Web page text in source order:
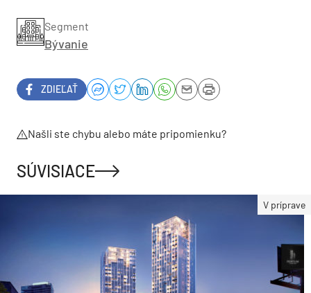
Segment
Bývanie
ZDIEĽAŤ
Našli ste chybu alebo máte pripomienku?
SÚVISIACE
V príprave